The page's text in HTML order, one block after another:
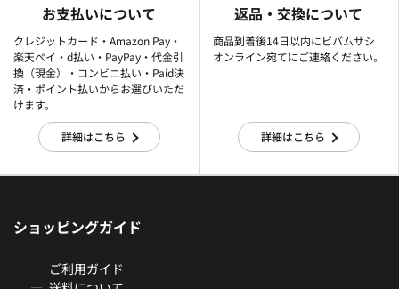
お支払いについて
クレジットカード・Amazon Pay・
楽天ぺイ・d払い・PayPay・代金引
換（現金）・コンビニ払い・Paid決
済・ポイント払いからお選びいただ
けます。
詳細はこちら
返品・交換について
商品到着後14日以内にビバムサシ
オンライン宛てにご連絡ください。
詳細はこちら
ショッピングガイド
ご利用ガイド